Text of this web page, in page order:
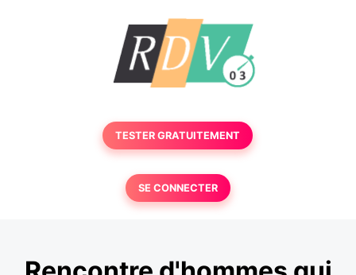
TESTER GRATUITEMENT
SE CONNECTER